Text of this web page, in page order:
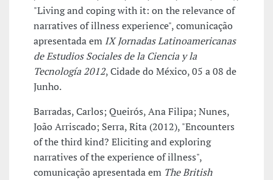
"Living and coping with it: on the relevance of
narratives of illness experience", comunicação
apresentada em IX Jornadas Latinoamericanas
de Estudios Sociales de la Ciencia y la
Tecnología 2012, Cidade do México, 05 a 08 de
Junho.
Barradas, Carlos; Queirós, Ana Filipa; Nunes,
João Arriscado; Serra, Rita (2012), "Encounters
of the third kind? Eliciting and exploring
narratives of the experience of illness",
comunicação apresentada em The British